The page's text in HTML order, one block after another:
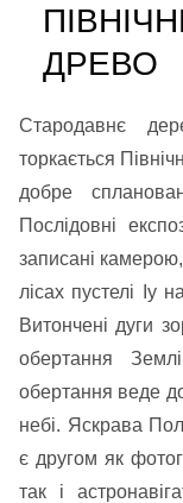
ДРЕВО
Стародавнє
торкається
добре
Послідовні
записані
лісах пустелі Іу
Витончені дуги
обертання
обертання веде
небі. Яскрава
є другом як
так і